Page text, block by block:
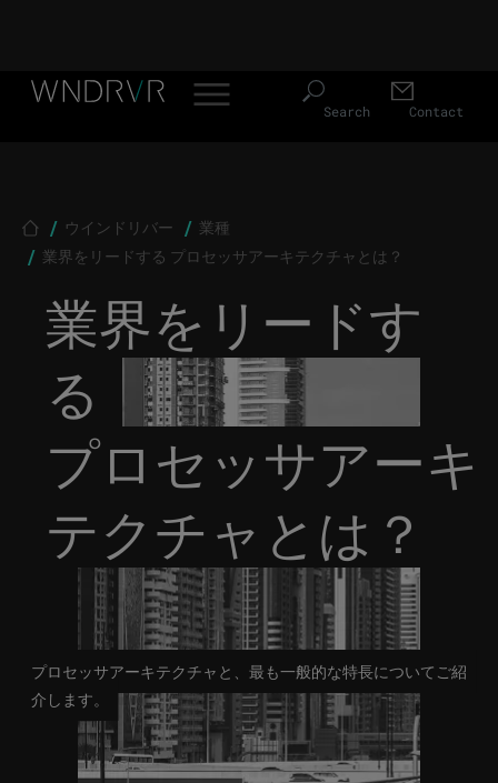
Skip to main content
Header Menu JP Search Contact
Breadcrumb
ウインドリバー
業種
業界をリードする プロセッサアーキテクチャとは？
業界をリードす
る
プロセッサアーキ
テクチャとは？
プロセッサアーキテクチャと、最も一般的な特長についてご紹
介します。